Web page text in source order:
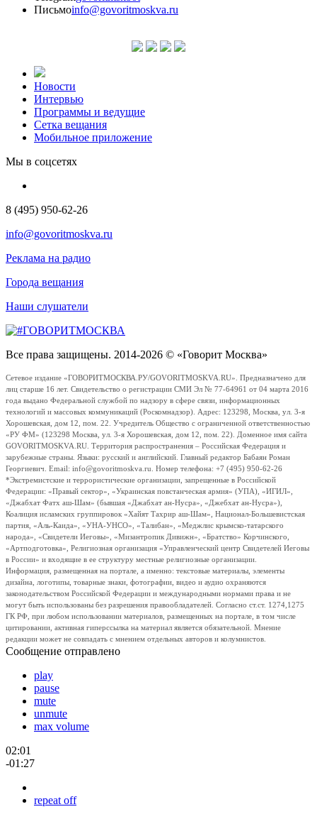
Письмоinfo@govoritmoskva.ru
Новости
Интервью
Программы и ведущие
Сетка вещания
Мобильное приложение
Мы в соцсетях
8 (495) 950-62-26
info@govoritmoskva.ru
Реклама на радио
Города вещания
Наши слушатели
Все права защищены. 2014-2026 © «Говорит Москва»
Сетевое издание «ГОВОРИТМОСКВА.РУ/GOVORITMOSKVA.RU». Предназначено для
лиц старше 16 лет. Свидетельство о регистрации СМИ Эл № 77-64961 от 04 марта 2016
года выдано Федеральной службой по надзору в сфере связи, информационных
технологий и массовых коммуникаций (Роскомнадзор). Адрес: 123298, Москва, ул. 3-я
Хорошевская, дом 12, пом. 22. Учредитель Общество с ограниченной ответственностью
«РУ ФМ» (123298 Москва, ул. 3-я Хорошевская, дом 12, пом. 22). Доменное имя сайта
GOVORITMOSKVA.RU. Территория распространения – Российская Федерация и
зарубежные страны. Языки: русский и английский. Главный редактор Бабаян Роман
Георгиевич. Email: info@govoritmoskva.ru. Номер телефона: +7 (495) 950-62-26
*Экстремистские и террористические организации, запрещенные в Российской
Федерации: «Правый сектор», «Украинская повстанческая армия» (УПА), «ИГИЛ»,
«Джабхат Фатх аш-Шам» (бывшая «Джабхат ан-Нусра», «Джебхат ан-Нусра»),
Коалиция исламских группировок «Хайят Тахрир аш-Шам», Национал-Большевистская
партия, «Аль-Каида», «УНА-УНСО», «Талибан», «Меджлис крымско-татарского
народа», «Свидетели Иеговы», «Мизантропик Дивижн», «Братство» Корчинского,
«Артподготовка», Религиозная организация «Управленческий центр Свидетелей Иеговы
в России» и входящие в ее структуру местные религиозные организации.
Информация, размещенная на портале, а именно: текстовые материалы, элементы
дизайна, логотипы, товарные знаки, фотографии, видео и аудио охраняются
законодательством Российской Федерации и международными нормами права и не
могут быть использованы без разрешения правообладателей. Согласно ст.ст. 1274,1275
ГК РФ, при любом использовании материалов, размещенных на портале, в том числе
цитировании, активная гиперссылка на материал является обязательной. Мнение
редакции может не совпадать с мнением отдельных авторов и колумнистов.
Сообщение отправлено
play
pause
mute
unmute
max volume
02:01
-01:27
repeat off